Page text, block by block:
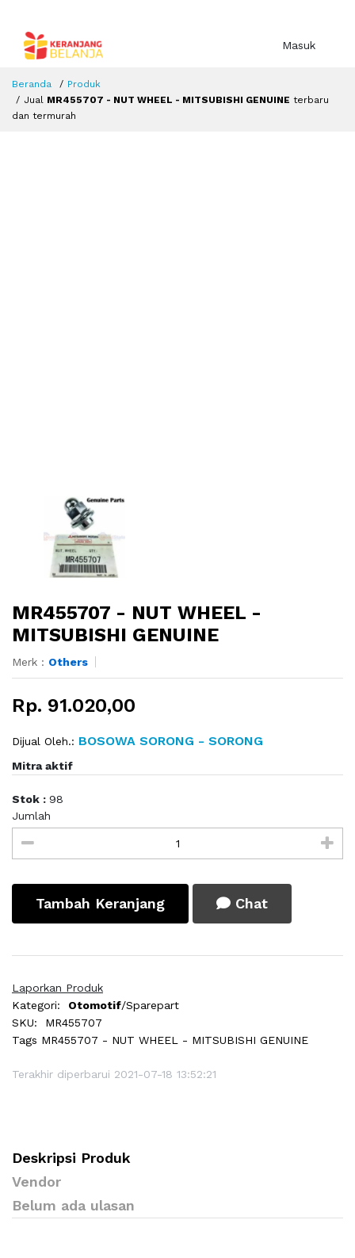
Masuk
Beranda
Produk
Jual MR455707 - NUT WHEEL - MITSUBISHI GENUINE terbaru
dan termurah
MR455707 - NUT WHEEL -
MITSUBISHI GENUINE
Merk : Others
Rp. 91.020,00
Dijual Oleh.: BOSOWA SORONG - SORONG
Mitra aktif
Stok : 98
Jumlah
Tambah Keranjang Chat
Laporkan Produk
Kategori:
Otomotif/Sparepart
SKU:
MR455707
Tags MR455707 - NUT WHEEL - MITSUBISHI GENUINE
Terakhir diperbarui 2021-07-18 13:52:21
Deskripsi Produk
Vendor
Belum ada ulasan